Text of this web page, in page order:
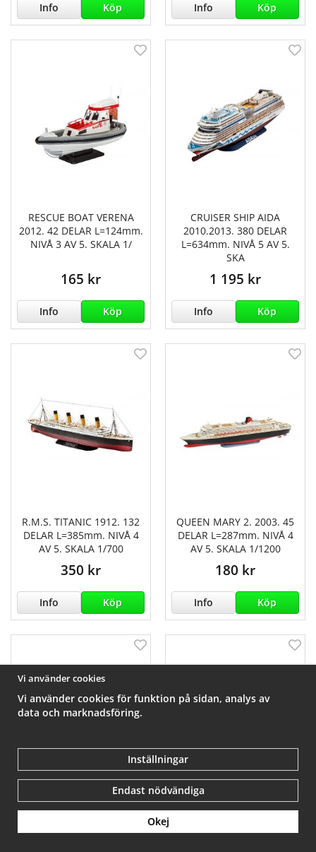
Info Köp Info Köp
RESCUE BOAT VERENA
2012. 42 DELAR L=124mm.
NIVÅ 3 AV 5. SKALA 1/
165 kr
Info Köp
CRUISER SHIP AIDA
2010.2013. 380 DELAR
L=634mm. NIVÅ 5 AV 5.
SKA
1 195 kr
Info Köp
R.M.S. TITANIC 1912. 132
DELAR L=385mm. NIVÅ 4
AV 5. SKALA 1/700
350 kr
Info Köp
QUEEN MARY 2. 2003. 45
DELAR L=287mm. NIVÅ 4
AV 5. SKALA 1/1200
180 kr
Info Köp
AIDA 1996. 28 DELAR.
TITANIC SEARCHER SKALA
Vi använder cookies
Vi använder cookies för funktion på sidan, analys av
data och marknadsföring.
Inställningar
Endast nödvändiga
Okej